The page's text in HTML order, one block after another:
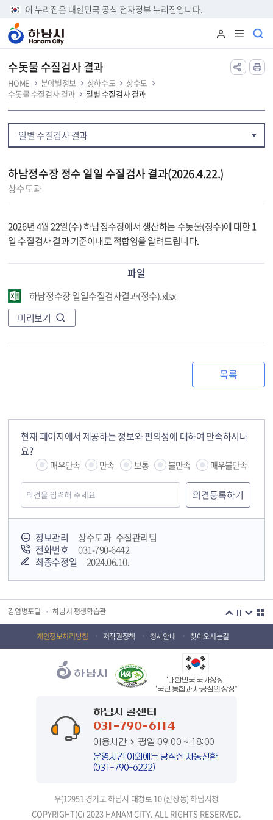
본문 바로가기
이 누리집은 대한민국 공식 전자정부 누리집입니다.
수돗물 수질검사 결과
HOME 분야별정보 상하수도
상수도
수돗물 수질검사 결과
일별 수질검사 결과
일별 수질검사 결과
하남정수장 정수 일일 수질검사 결과(2026.4.22.)
상수도과
2026년 4월 22일(수) 하남정수장에서 생산하는 수돗물(정수)에 대한 1
일 수질검사 결과 기준이내로 적합임을 알려드립니다.
파일
하남정수장 일일수질검사결과(정수).xlsx
미리보기
목록
현재 페이지에서 제공하는 정보와 편의성에 대하여 만족하시나
요?
매우만족 만족 보통 불만족 매우불만족
정보관리
상수도과 수질관리팀
전화번호
031-790-6442
최종수정일
2024.06.10.
국민안전교육플랫폼
감염병포털 하남시 평생학습관
하남혁신교육지구 huic 하남도시공사
하남종합운동장 국민체육센터 하남문화재단 하남역사박물관
하남시 가족센터
하남시정신건강복지센터
(재)하남시자원봉사센터 하남시환경교육센터
하남시 장애인 무료법률 상담센터 경기도의회 하남상담소
경기도 장애인생산품판매시설
개인정보처리방침 저작권정책 청사안내 찾아오시는길
우)12951 경기도 하남시 대청로 10 (신장동) 하남시청
COPYRIGHT(C) 2023 HANAM CITY. ALL RIGHTS RESERVED.
하남시 콜센터
031-790-6114
이용시간
평일 09:00 ~ 18:00
운영시간 이외에는 당직실 자동전환
(031-790-6222)
“대한민국 국가상징”
“국민 통합과 자긍심의 상징”